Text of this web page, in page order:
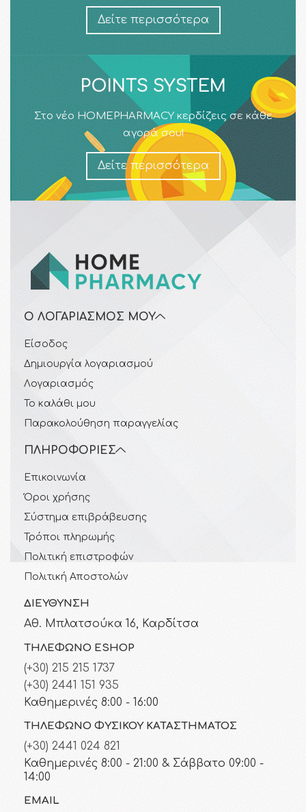
Δείτε περισσότερα
POINTS SYSTEM
Στο νέο HOMEPHARMACY κερδίζεις σε κάθε
αγορά σου!
Δείτε περισσότερα
Ο ΛΟΓΑΡΙΑΣΜΌΣ ΜΟΥ
Είσοδος
Δημιουργία λογαριασμού
Λογαριασμός
Το καλάθι μου
Παρακολούθηση παραγγελίας
ΠΛΗΡΟΦΟΡΊΕΣ
Επικοινωνία
Όροι χρήσης
Σύστημα επιβράβευσης
Τρόποι πληρωμής
Πολιτική επιστροφών
Πολιτική Αποστολών
ΔΙΕΎΘΥΝΣΗ
Αθ. Μπλατσούκα 16, Καρδίτσα
ΤΗΛΈΦΩΝΟ ESHOP
(+30) 215 215 1737
(+30) 2441 151 935
Καθημερινές 8:00 - 16:00
ΤΗΛΈΦΩΝΟ ΦΥΣΙΚΟΎ ΚΑΤΑΣΤΉΜΑΤΟΣ
(+30) 2441 024 821
Καθημερινές 8:00 - 21:00 & Σάββατο 09:00 -
14:00
EMAIL